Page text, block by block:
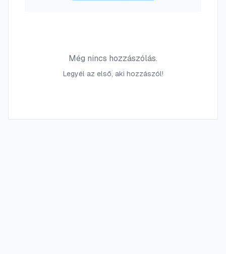
Még nincs hozzászólás.
Legyél az első, aki hozzászól!